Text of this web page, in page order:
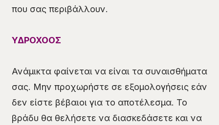
που σας περιβάλλουν.
ΥΔΡΟΧΟΟΣ
Ανάμικτα φαίνεται να είναι τα συναισθήματα
σας. Μην προχωρήστε σε εξομολογήσεις εάν
δεν είστε βέβαιοι για το αποτέλεσμα. Το
βράδυ θα θελήσετε να διασκεδάσετε και να